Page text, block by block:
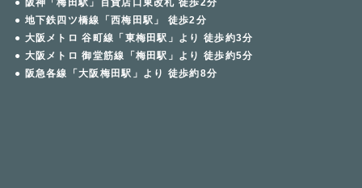
● 地下鉄四ツ橋線「西梅田駅」 徒歩2分
● 大阪メトロ 谷町線「東梅田駅」より 徒歩約3分
● 大阪メトロ 御堂筋線「梅田駅」より 徒歩約5分
● 阪急各線「大阪梅田駅」より 徒歩約8分